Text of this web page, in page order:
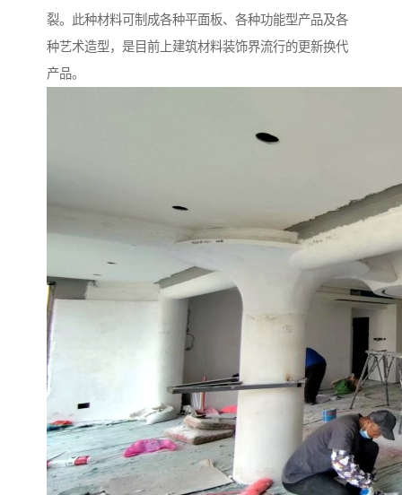
裂。此种材料可制成各种平面板、各种功能型产品及各
种艺术造型，是目前上建筑材料装饰界流行的更新换代
产品。